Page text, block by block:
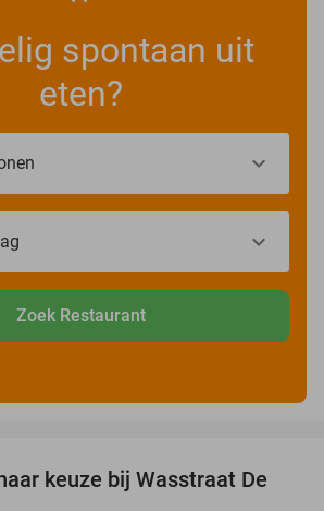
spontaan uit
eten?
Zoek Restaurant
29%
keuze bij Wasstraat De